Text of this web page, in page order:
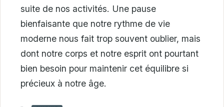
suite de nos activités. Une pause
bienfaisante que notre rythme de vie
moderne nous fait trop souvent oublier, mais
dont notre corps et notre esprit ont pourtant
bien besoin pour maintenir cet équilibre si
précieux à notre âge.